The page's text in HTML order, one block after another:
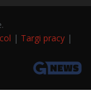
| Targi pracy |